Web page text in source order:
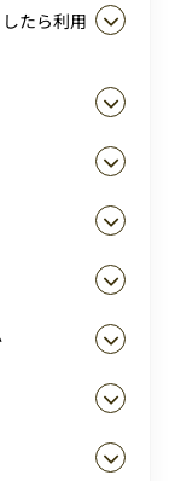
たら利用